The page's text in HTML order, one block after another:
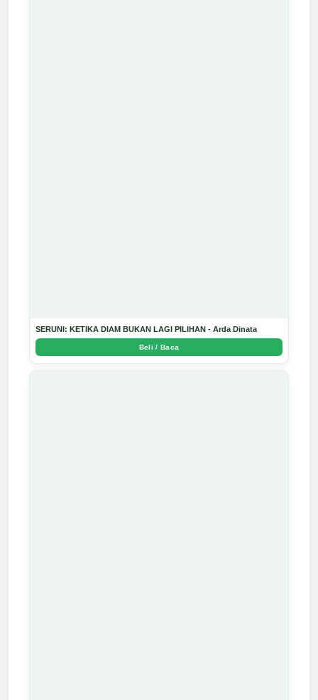
SERUNI: KETIKA DIAM BUKAN LAGI PILIHAN - Arda Dinata
Beli / Baca